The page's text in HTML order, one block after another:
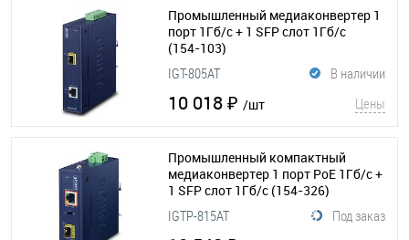
Промышленный медиаконвертер 1
порт 1Гб/с + 1 SFP слот 1Гб/с
(154-103)
В наличии
IGT-805AT
10 018 ₽ /шт Цены
Промышленный компактный
медиаконвертер 1 порт PoE 1Гб/с +
1 SFP слот 1Гб/с (154-326)
Под заказ
IGTP-815AT